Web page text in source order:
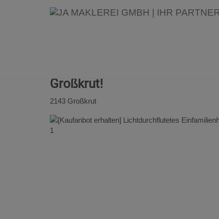
Erfolgreich verkauft:
Großkrut!
2143 Großkrut